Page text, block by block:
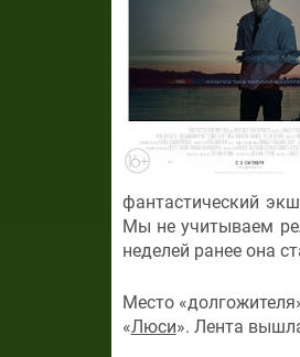
фантастический
Мы не учитываем
неделей ранее она
Место
«Люси». Лента